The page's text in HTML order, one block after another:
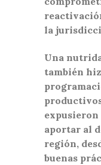
la
Una
también
expusieron
aportar al
región,
buenas